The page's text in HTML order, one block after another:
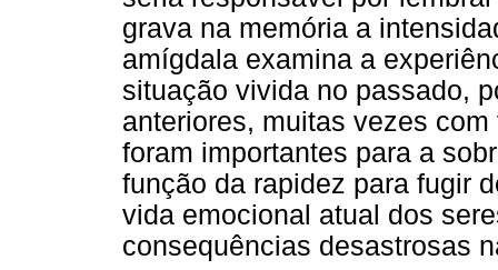
grava na memória a
amígdala examina a
situação vivida no passado,
anteriores, muitas vezes
foram importantes para a
função da rapidez para fugir
vida emocional atual dos
consequências desastrosas